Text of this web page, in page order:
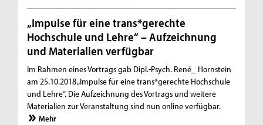
„Impulse für eine trans*gerechte
Hochschule und Lehre“ – Aufzeichnung
und Materialien verfügbar
Im Rahmen eines Vortrags gab Dipl.-Psych. René_ Hornstein
am 25.10.2018 „Impulse für eine trans*gerechte Hochschule
und Lehre“. Die Aufzeichnung des Vortrags und weitere
Materialien zur Veranstaltung sind nun online verfügbar.
Mehr